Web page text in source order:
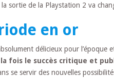
la sortie de la Playstation 2 va
en or
délicieux pour l’époque
la fois le succès critique et
se servir des nouvelles